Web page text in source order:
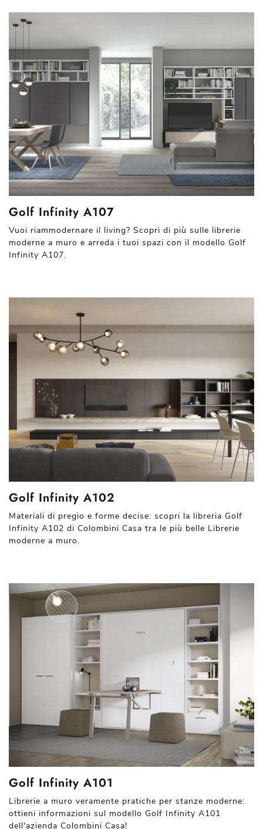
Golf Infinity A107
Vuoi riammodernare il living? Scopri di più sulle librerie
moderne a muro e arreda i tuoi spazi con il modello Golf
Infinity A107.
Golf Infinity A102
Materiali di pregio e forme decise: scopri la libreria Golf
Infinity A102 di Colombini Casa tra le più belle Librerie
moderne a muro.
Golf Infinity A101
Librerie a muro veramente pratiche per stanze moderne:
ottieni informazioni sul modello Golf Infinity A101
dell'azienda Colombini Casa!